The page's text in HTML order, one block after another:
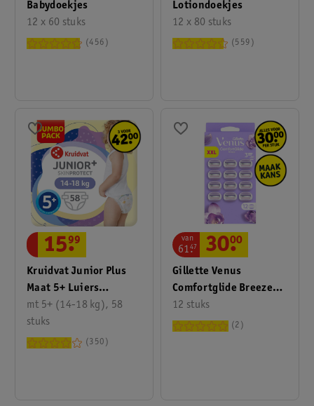
Babydoekjes
12 x 60 stuks
456
Lotiondoekjes
12 x 80 stuks
559
Kruidvat Junior Plus
Maat 5+ Luiers
Jumbopack
mt 5+ (14-18 kg), 58
stuks
15.
99
350
Gillette Venus
Comfortglide Breeze
Navulmesjes
12 stuks
van
61.
47 30.
00
2